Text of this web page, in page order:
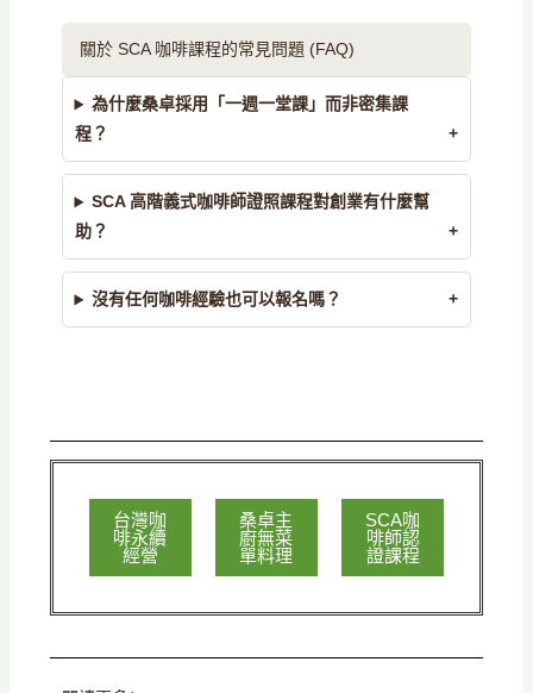
關於 SCA 咖啡課程的常見問題 (FAQ)
為什麼桑卓採用「一週一堂課」而非密集課
程？
SCA 高階義式咖啡師證照課程對創業有什麼幫
助？
沒有任何咖啡經驗也可以報名嗎？
台灣咖
啡永續
經營
桑卓主
廚無菜
單料理
SCA咖
啡師認
證課程